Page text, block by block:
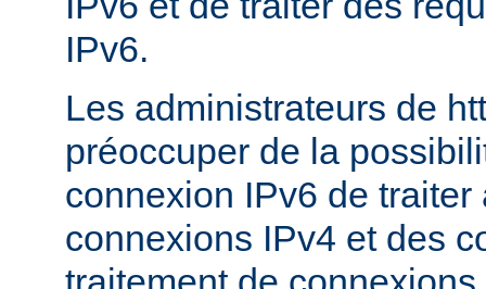
IPv6.
Les administrateurs de
préoccuper de la
connexion IPv6 de traiter
connexions IPv4 et des